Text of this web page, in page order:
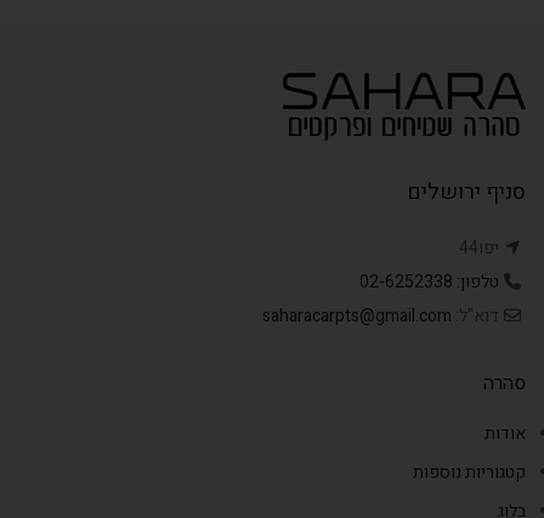
סניף ירושלים
יפו44
טלפון: 02-6252338
דוא"ל: saharacarpts@gmail.com
סהרה
אודות
קטגוריות נוספות
בלוג